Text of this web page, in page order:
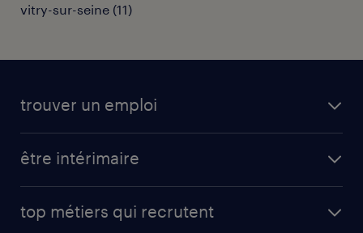
vitry-sur-seine (11)
trouver un emploi
être intérimaire
app talent / portail web
top métiers qui recrutent